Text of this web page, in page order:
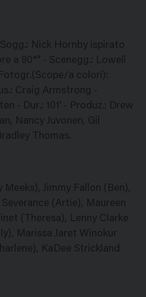
Nick Hornby ispirato
a 90°" - Scenegg.: Lowell
a colori):
Craig Armstrong -
- Dur.: 101' - Produz.: Drew
Nancy Juvonen, Gil
Thomas.
Jimmy Fallon (Ben),
(Artie), Maureen
(Theresa), Lenny Clarke
Marissa Jaret Winokur
KaDee Strickland